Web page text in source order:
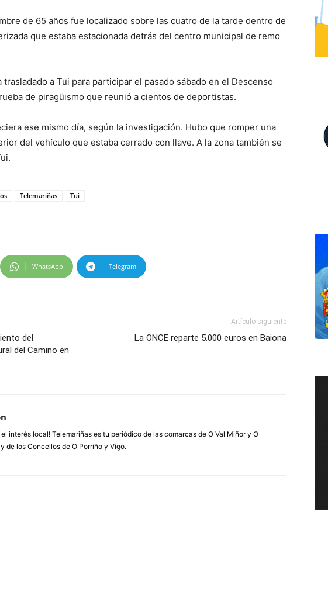
de 65 años fue localizado sobre las cuatro de la tarde dentro de
que estaba estacionada detrás del centro municipal de remo
a Tui para participar el pasado sábado en el Descenso
de piragüismo que reunió a cientos de deportistas.
ese mismo día, según la investigación. Hubo que romper una
del vehículo que estaba cerrado con llave. A la zona también se
Telemariñas Tui
WhatsApp Telegram
del
del Camino en
Artículo siguiente
La ONCE reparte 5.000 euros en Baiona
el interés local! Telemariñas es tu periódico de las comarcas de O Val Miñor y O
de los Concellos de O Porriño y Vigo.